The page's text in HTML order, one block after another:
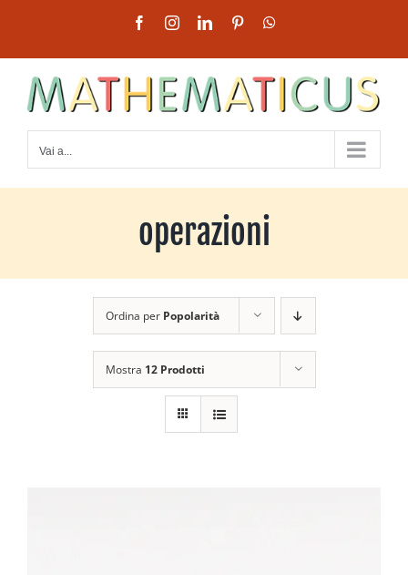
contenuto
FacebookInstagramLinkedInPinterest
Vai a...
operazioni
Ordina per Popolarità
Mostra 12 Prodotti